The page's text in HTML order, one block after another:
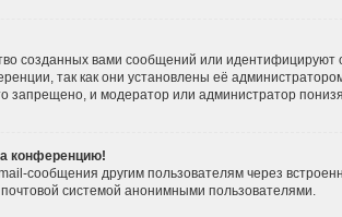
созданных вами сообщений или
так как они установлены её
запрещено, и модератор или администратор
конференцию!
сообщения другим пользователям через
системой анонимными пользователями.